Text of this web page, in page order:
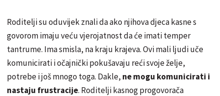
Roditelji su oduvijek znali da ako njihova djeca kasne s
govorom imaju veću vjerojatnost da će imati temper
tantrume. Ima smisla, na kraju krajeva. Ovi mali ljudi uče
komunicirati i očajnički pokušavaju reći svoje želje,
potrebe i još mnogo toga. Dakle, ne mogu komunicirati i
nastaju frustracije. Roditelji kasnog progovorača